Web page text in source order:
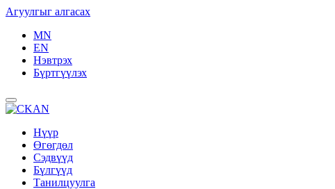
Агуулгыг алгасах
MN
EN
Нэвтрэх
Бүртгүүлэх
Нүүр
Өгөгдөл
Сэдвүүд
Бүлгүүд
Танилцуулга